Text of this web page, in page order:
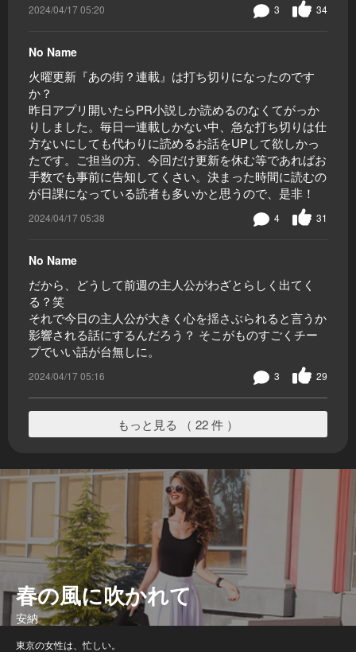
2024/04/17 05:20 34
3
No Name
火曜更新『あの街？連載』は打ち切りになったのです
か？
昨日アプリ開いたらPR小説しか読めるのなくてがっか
りしました。毎日一連載しかない中、急な打ち切りは仕
方ないにしても代わりに読めるお話をUPして欲しかっ
たです。ご担当の方、今回だけ更新を休む等であればお
手数でも事前に告知してくさい。決まった時間に読むの
が日課になっている読者も多いかと思うので、是非！
2024/04/17 05:38 31
4
No Name
だから、どうして前週の主人公がわざとらしく出てく
る？笑
それで今日の主人公が大きく心を揺さぶられると言うか
影響される話にするんだろう？ そこがものすごくチー
プでいい話が台無しに。
2024/04/17 05:16 29
3
もっと見る （ 22 件 ）
春の風に吹かれて
安納
東京の女性は、忙しい。